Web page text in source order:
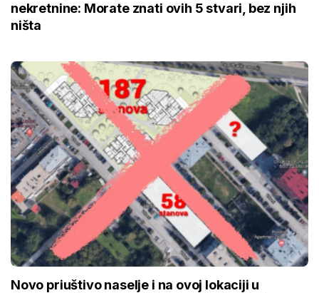
nekretnine: Morate znati ovih 5 stvari, bez njih
ništa
Novo priuštivo naselje i na ovoj lokaciji u